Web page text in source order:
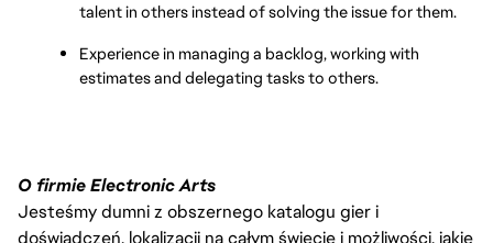
talent in others instead of solving the issue for them.
Experience in managing a backlog, working with
estimates and delegating tasks to others.
O firmie Electronic Arts
Jesteśmy dumni z obszernego katalogu gier i
doświadczeń, lokalizacji na całym świecie i możliwości, jakie